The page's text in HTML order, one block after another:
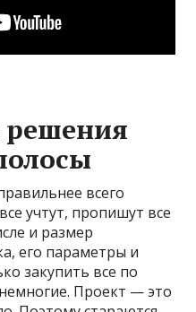
решения
всего
учтут, пропишут все
и размер
его параметры и
закупить все по
Проект — это